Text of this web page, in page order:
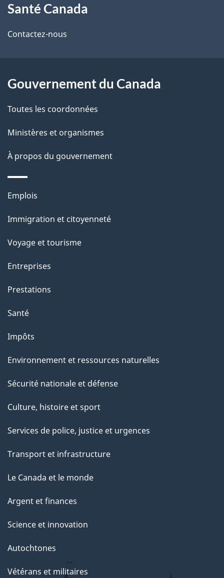
i
l
d
e
p
a
propos
de
site
Santé Canada
Contactez-nous
Gouvernement du Canada
Toutes les coordonnées
Ministères et organismes
À propos du gouvernement
Thèmes
sujets
Emplois
Immigration et citoyenneté
Voyage et tourisme
Entreprises
Prestations
Santé
Impôts
Environnement et ressources naturelles
Sécurité nationale et défense
Culture, histoire et sport
Services de police, justice et urgences
Transport et infrastructure
Le Canada et le monde
Argent et finances
Science et innovation
Autochtones
Vétérans et militaires